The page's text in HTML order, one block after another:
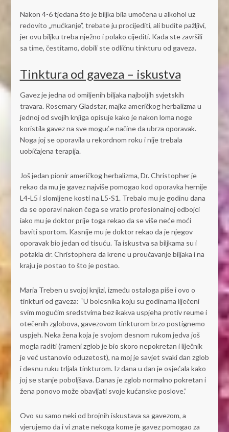
Nakon 4-6 tjedana što je biljka bila umočena u alkohol uz
redovito „mućkanje”, trebate ju procijediti, ali budite pažljivi,
jer ovu biljku treba nježno i polako cijediti. Kada ste završili
sa time, čestitamo, dobili ste odličnu tinkturu od gaveza.
Tinktura od gaveza – iskustva
Gavez je jedna od omiljenih biljaka najboljih svjetskih
travara. Rosemary Gladstar, majka američkog herbalizma u
jednoj od svojih knjiga opisuje kako je nakon loma noge
koristila gavez na sve moguće načine da ubrza oporavak.
Noga joj se oporavila u rekordnom roku i nije trebala
uobičajena terapija.
Još jedan pionir američkog herbalizma, Dr. Christopher je
rekao da mu je gavez najviše pomogao kod oporavka hernije
L4-L5 i slomljene kosti na L5-S1. Trebalo mu je godinu dana
da se oporavi nakon čega se vratio profesionalnoj odbojci
iako mu je doktor prije toga rekao da se više neće moći
baviti sportom. Kasnije mu je doktor rekao da je njegov
oporavak bio jedan od tisuću. Ta iskustva sa biljkama su i
potakla dr. Christophera da krene u proučavanje biljaka i na
kraju je postao to što je postao.
Maria Treben u svojoj knjizi, između ostaloga piše i ovo o
tinkturi od gaveza: “U bolesnika koju su godinama liječeni
svim mogućim sredstvima bez ikakva uspjeha protiv reume i
otečenih zglobova, gavezovom tinkturom brzo postignemo
uspjeh. Neka žena koja je svojom desnom rukom jedva još
mogla raditi (rameni zglob je bio skoro nepokretan i liječnik
je već ustanovio oduzetost), na moj je savjet svaki dan zglob
i desnu ruku trljala tinkturom. Iz dana u dan je osjećala kako
joj se stanje poboljšava. Danas je zglob normalno pokretan i
žena ponovo može obavljati svoje kućanske poslove.”
Ovo su samo neki od brojnih iskustava sa gavezom, a
vjerujemo da i vi znate nekoga kome je gavez pomogao za